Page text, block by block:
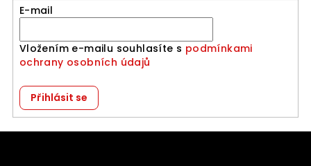
E-mail
Vložením e-mailu souhlasíte s podmínkami
ochrany osobních údajů
Přihlásit se